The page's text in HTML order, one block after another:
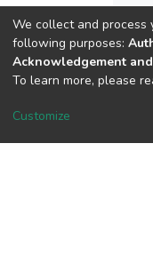
View
We collect and process
following purposes:
Acknowledgement
To learn more, please
Customize